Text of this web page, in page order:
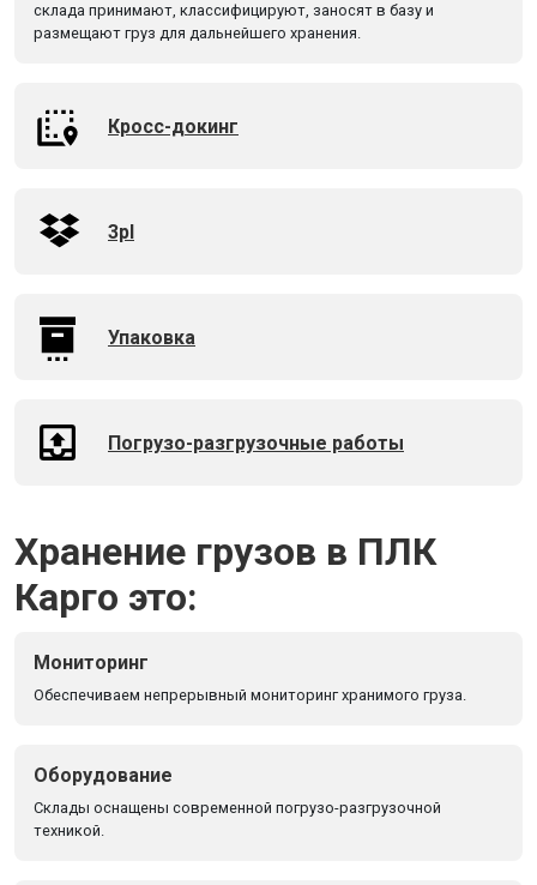
склада принимают, классифицируют, заносят в базу и
размещают груз для дальнейшего хранения.
Кросс-докинг
3pl
Упаковка
Погрузо-разгрузочные работы
Хранение грузов в ПЛК
Карго это:
Мониторинг
Обеспечиваем непрерывный мониторинг хранимого груза.
Оборудование
Склады оснащены современной погрузо-разгрузочной
техникой.